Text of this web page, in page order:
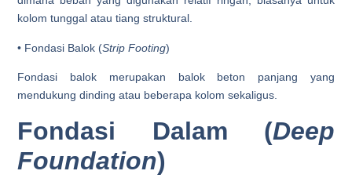
kolom tunggal atau tiang struktural.
• Fondasi Balok (Strip Footing)
Fondasi balok merupakan balok beton panjang yang
mendukung dinding atau beberapa kolom sekaligus.
Fondasi Dalam (Deep
Foundation)